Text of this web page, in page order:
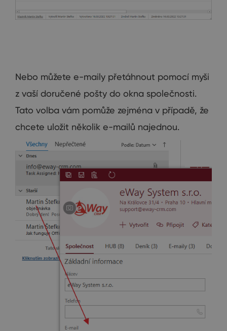
Nebo můžete e-maily přetáhnout pomocí myši
z vaší doručené pošty do okna společnosti.
Tato volba vám pomůže zejména v případě, že
chcete uložit několik e-mailů najednou.